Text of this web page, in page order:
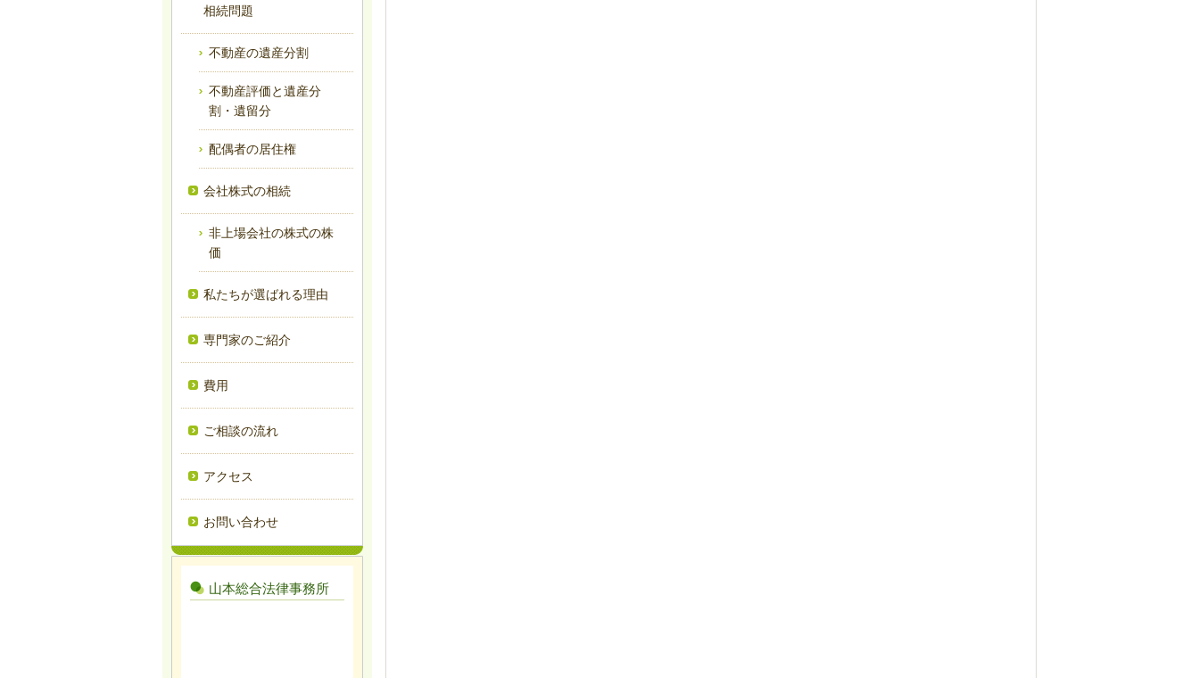
相続問題
不動産の遺産分割
不動産評価と遺産分
割・遺留分
配偶者の居住権
会社株式の相続
非上場会社の株式の株
価
私たちが選ばれる理由
専門家のご紹介
費用
ご相談の流れ
アクセス
お問い合わせ
山本総合法律事務所